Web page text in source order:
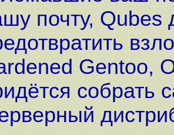
почту, Qubes
Gentoo,
собрать